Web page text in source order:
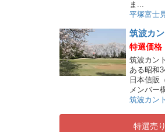
ま...
平塚富士
筑波カ
特選価格
筑波カン
ある昭和
日本信販
メンバー
筑波カン
特選売